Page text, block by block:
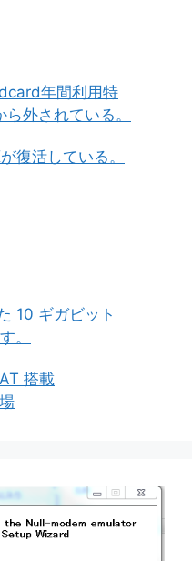
年間利用特
外されている。
復活している。
10 ギガビット
。
搭載